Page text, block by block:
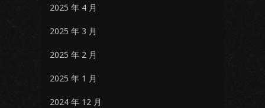
2025 年 4 月
2025 年 3 月
2025 年 2 月
2025 年 1 月
2024 年 12 月